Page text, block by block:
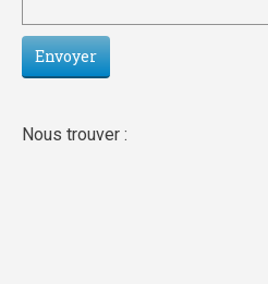
Nous trouver :